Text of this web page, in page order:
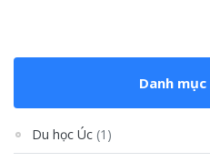
Danh
Du học Úc (1)